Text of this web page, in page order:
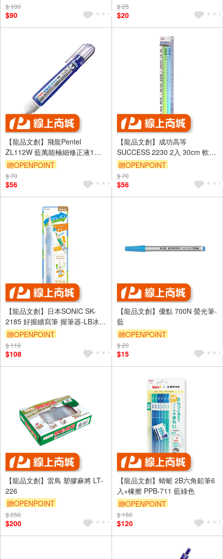
$ 100
$90
$ 25
$20
【龍品文創】飛龍Pentel
ZL112W 藍萬能極細修正液1瓶
入
贈OPENPOINT
$ 70
$56
【龍品文創】成功高等
SUCCESS 2230 2入 30cm 軟磁
條-刻度-1卡入
贈OPENPOINT
$ 70
$56
【龍品文創】日本SONIC SK-
2185 好握續寫筆 握筆器-LB冰川
藍-1支入
贈OPENPOINT
$ 119
$108
【龍品文創】優點 700N 螢光筆-
藍
贈OPENPOINT
$ 20
$15
【龍品文創】雷鳥 塑膠麻將 LT-
226
贈OPENPOINT
$ 250
$200
【龍品文創】蜻蜓 2B六角鉛筆6
入+橡擦 PPB-711 藍綠色
贈OPENPOINT
$ 150
$120